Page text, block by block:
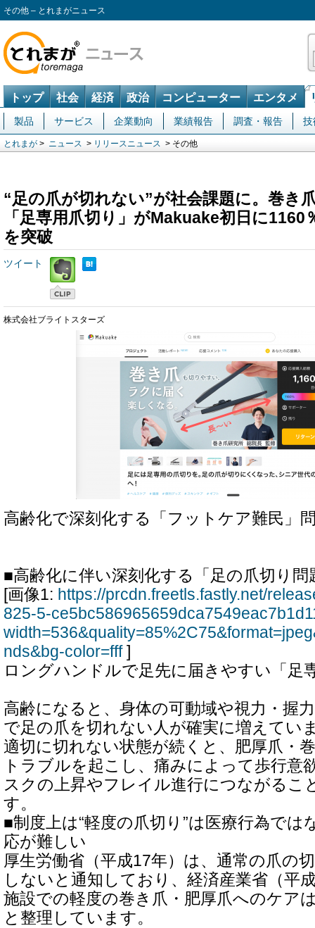
その他 – とれまがニュース
トップ 社会 経済 政治 コンピューター エンタメ
製品 サービス 企業動向 業績報告 調査・報告 技
とれまが > ニュース > リリースニュース > その他
“足の爪が切れない”が社会課題に。巻き
「足専用爪切り」がMakuake初日に1160
を突破
ツイート
株式会社ブライトスターズ
高齢化で深刻化する「フットケア難民」
■高齢化に伴い深刻化する「足の爪切り問
[画像1: https://prcdn.freetls.fastly.net/
825-5-
nds&bg-color=fff]
ロングハンドルで足先に届きやすい「足
高齢になると、身体の可動域や視力・握
で足の爪を切れない人が確実に増えてい
適切に切れない状態が続くと、肥厚爪・
トラブルを起こし、痛みによって歩行意
スクの上昇やフレイル進行につながるこ
す。
■制度上は“軽度の爪切り”は医療行為では
応が難しい
厚生労働省（平成17年）は、通常の爪の
しないと通知しており、経済産業省（平
施設での軽度の巻き爪・肥厚爪へのケア
と整理しています。